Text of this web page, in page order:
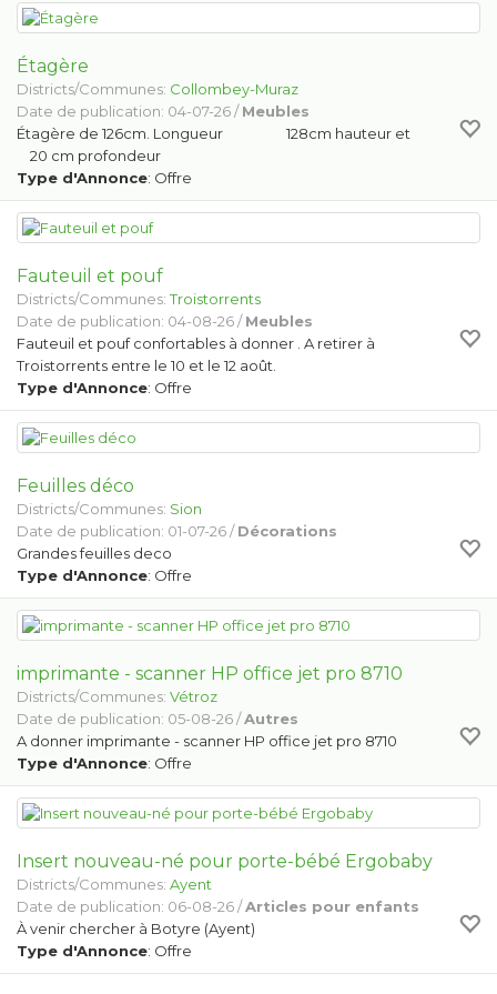
Étagère
Districts/Communes: Collombey-Muraz
Date de publication: 04-07-26 /Meubles
Étagère de 126cm. Longueur 128cm hauteur et
20 cm profondeur
Type d'Annonce: Offre
Fauteuil et pouf
Districts/Communes:Troistorrents
Date de publication: 04-08-26 /Meubles
Fauteuil et pouf confortables à donner . A retirer à
Troistorrents entre le 10 et le 12 août.
Type d'Annonce: Offre
Feuilles déco
Districts/Communes: Sion
Date de publication: 01-07-26 /Décorations
Grandes feuilles deco
Type d'Annonce: Offre
imprimante - scanner HP office jet pro 8710
Districts/Communes: Vétroz
Date de publication: 05-08-26 /Autres
A donner imprimante - scanner HP office jet pro 8710
Type d'Annonce: Offre
Insert nouveau-né pour porte-bébé Ergobaby
Districts/Communes: Ayent
Date de publication: 06-08-26 /Articles pour enfants
À venir chercher à Botyre (Ayent)
Type d'Annonce: Offre